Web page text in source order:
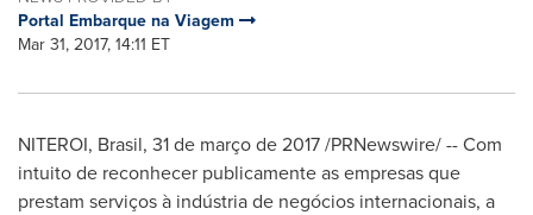
Portal Embarque na Viagem
Mar 31, 2017, 14:11 ET
NITEROI, Brasil, 31 de março de 2017 /PRNewswire/ -- Com
intuito de reconhecer publicamente as empresas que
prestam serviços à indústria de negócios internacionais, a